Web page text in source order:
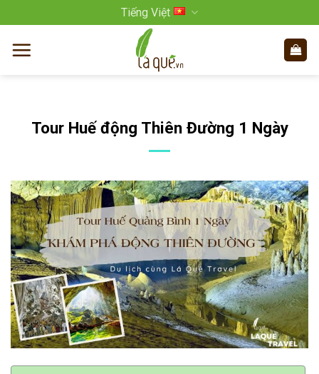
qua
nội
Tiếng Việt
Tour Huế động Thiên Đường 1 Ngày